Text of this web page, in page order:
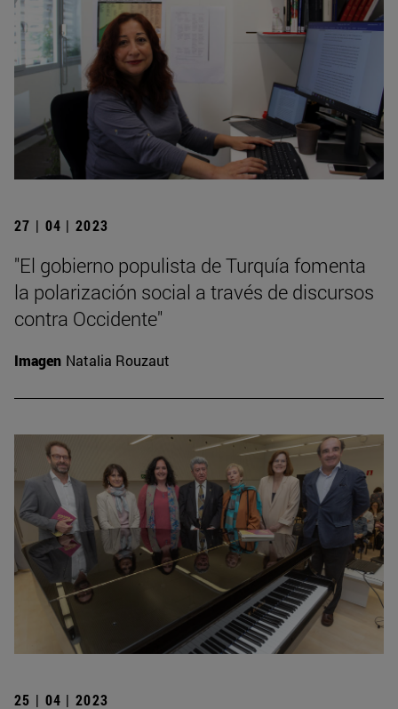
27 | 04 | 2023
"El gobierno populista de Turquía fomenta
la polarización social a través de discursos
contra Occidente"
Imagen Natalia Rouzaut
25 | 04 | 2023